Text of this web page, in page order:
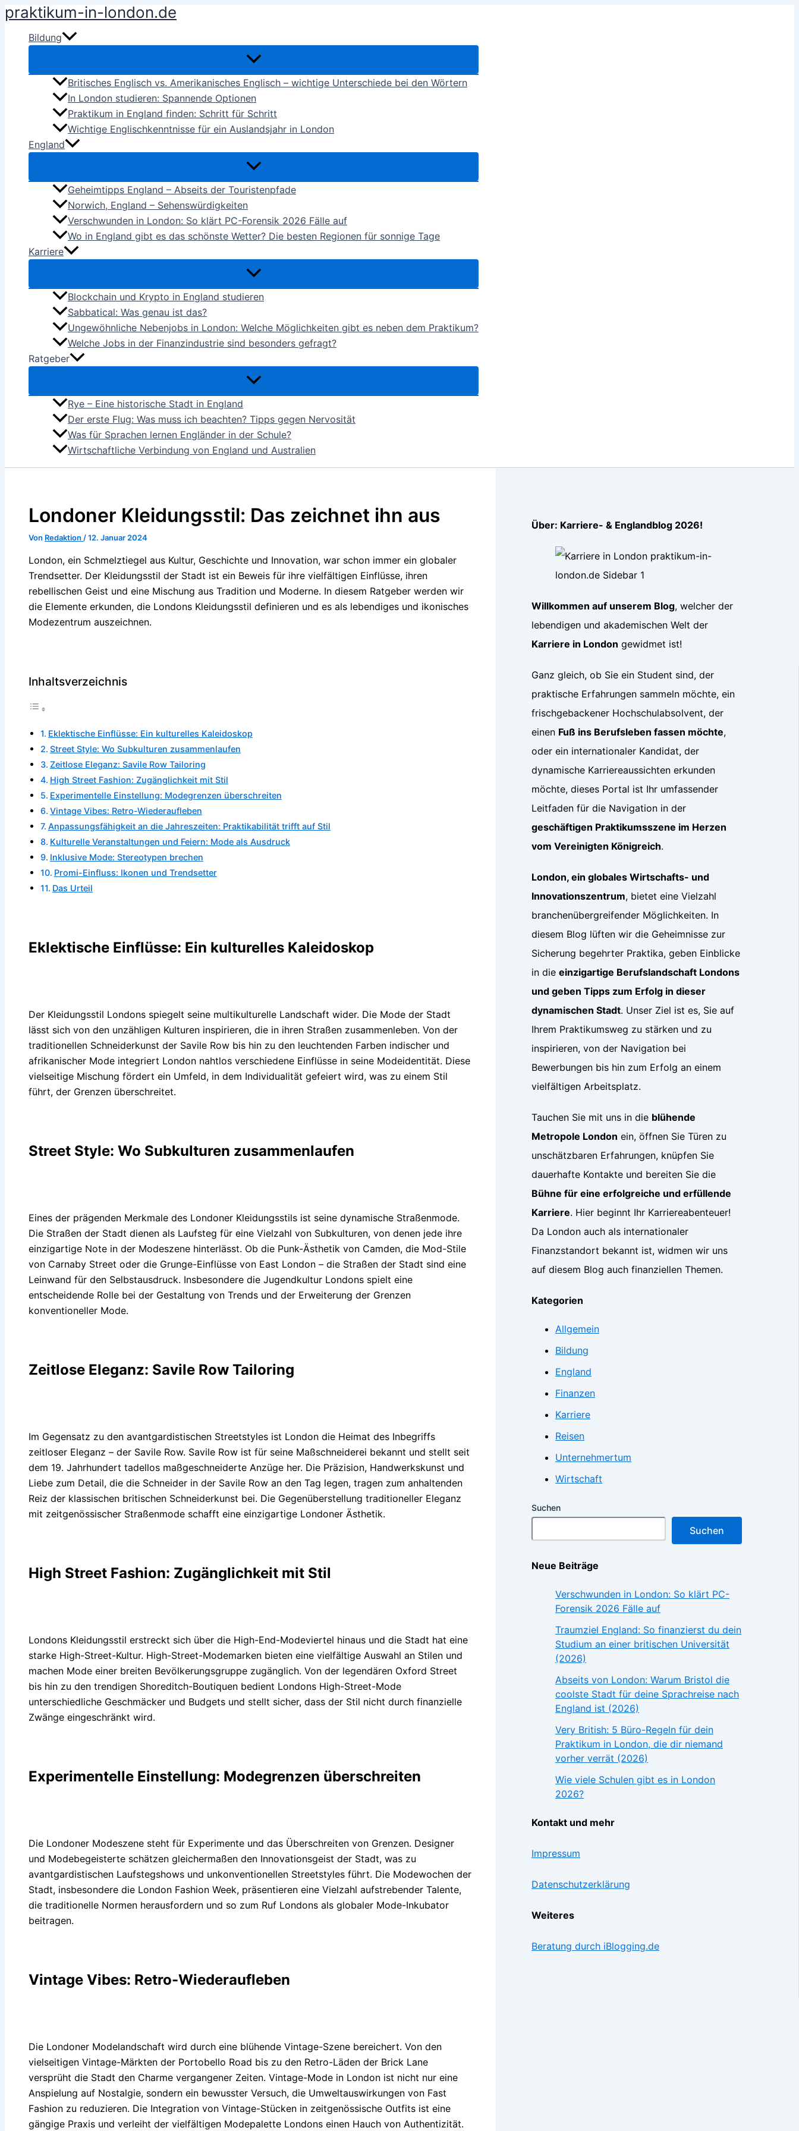
Zum
springen
praktikum-in-london.de
Bildung
Britisches Englisch vs. Amerikanisches Englisch – wichtige Unterschiede bei den Wörtern
In London studieren: Spannende Optionen
Praktikum in England finden: Schritt für Schritt
Wichtige Englischkenntnisse für ein Auslandsjahr in London
England
Geheimtipps England – Abseits der Touristenpfade
Norwich, England – Sehenswürdigkeiten
Verschwunden in London: So klärt PC-Forensik 2026 Fälle auf
Wo in England gibt es das schönste Wetter? Die besten Regionen für sonnige Tage
Karriere
Blockchain und Krypto in England studieren
Sabbatical: Was genau ist das?
Ungewöhnliche Nebenjobs in London: Welche Möglichkeiten gibt es neben dem Praktikum?
Welche Jobs in der Finanzindustrie sind besonders gefragt?
Ratgeber
Rye – Eine historische Stadt in England
Der erste Flug: Was muss ich beachten? Tipps gegen Nervosität
Was für Sprachen lernen Engländer in der Schule?
Wirtschaftliche Verbindung von England und Australien
Londoner Kleidungsstil: Das zeichnet ihn aus
Von Redaktion /12. Januar 2024
London, ein Schmelztiegel aus Kultur, Geschichte und Innovation, war schon immer ein globaler
Trendsetter. Der Kleidungsstil der Stadt ist ein Beweis für ihre vielfältigen Einflüsse, ihren
rebellischen Geist und eine Mischung aus Tradition und Moderne. In diesem Ratgeber werden wir
die Elemente erkunden, die Londons Kleidungsstil definieren und es als lebendiges und ikonisches
Modezentrum auszeichnen.
Inhaltsverzeichnis
Eklektische Einflüsse: Ein kulturelles Kaleidoskop
Street Style: Wo Subkulturen zusammenlaufen
Zeitlose Eleganz: Savile Row Tailoring
High Street Fashion: Zugänglichkeit mit Stil
Experimentelle Einstellung: Modegrenzen überschreiten
Vintage Vibes: Retro-Wiederaufleben
Anpassungsfähigkeit an die Jahreszeiten: Praktikabilität trifft auf Stil
Kulturelle Veranstaltungen und Feiern: Mode als Ausdruck
Inklusive Mode: Stereotypen brechen
Promi-Einfluss: Ikonen und Trendsetter
Das Urteil
Eklektische Einflüsse: Ein kulturelles Kaleidoskop
Der Kleidungsstil Londons spiegelt seine multikulturelle Landschaft wider. Die Mode der Stadt
lässt sich von den unzähligen Kulturen inspirieren, die in ihren Straßen zusammenleben. Von der
traditionellen Schneiderkunst der Savile Row bis hin zu den leuchtenden Farben indischer und
afrikanischer Mode integriert London nahtlos verschiedene Einflüsse in seine Modeidentität. Diese
vielseitige Mischung fördert ein Umfeld, in dem Individualität gefeiert wird, was zu einem Stil
führt, der Grenzen überschreitet.
Street Style: Wo Subkulturen zusammenlaufen
Eines der prägenden Merkmale des Londoner Kleidungsstils ist seine dynamische Straßenmode.
Die Straßen der Stadt dienen als Laufsteg für eine Vielzahl von Subkulturen, von denen jede ihre
einzigartige Note in der Modeszene hinterlässt. Ob die Punk-Ästhetik von Camden, die Mod-Stile
von Carnaby Street oder die Grunge-Einflüsse von East London – die Straßen der Stadt sind eine
Leinwand für den Selbstausdruck. Insbesondere die Jugendkultur Londons spielt eine
entscheidende Rolle bei der Gestaltung von Trends und der Erweiterung der Grenzen
konventioneller Mode.
Zeitlose Eleganz: Savile Row Tailoring
Im Gegensatz zu den avantgardistischen Streetstyles ist London die Heimat des Inbegriffs
zeitloser Eleganz – der Savile Row. Savile Row ist für seine Maßschneiderei bekannt und stellt seit
dem 19. Jahrhundert tadellos maßgeschneiderte Anzüge her. Die Präzision, Handwerkskunst und
Liebe zum Detail, die die Schneider in der Savile Row an den Tag legen, tragen zum anhaltenden
Reiz der klassischen britischen Schneiderkunst bei. Die Gegenüberstellung traditioneller Eleganz
mit zeitgenössischer Straßenmode schafft eine einzigartige Londoner Ästhetik.
High Street Fashion: Zugänglichkeit mit Stil
Londons Kleidungsstil erstreckt sich über die High-End-Modeviertel hinaus und die Stadt hat eine
starke High-Street-Kultur. High-Street-Modemarken bieten eine vielfältige Auswahl an Stilen und
machen Mode einer breiten Bevölkerungsgruppe zugänglich. Von der legendären Oxford Street
bis hin zu den trendigen Shoreditch-Boutiquen bedient Londons High-Street-Mode
unterschiedliche Geschmäcker und Budgets und stellt sicher, dass der Stil nicht durch finanzielle
Zwänge eingeschränkt wird.
Experimentelle Einstellung: Modegrenzen überschreiten
Die Londoner Modeszene steht für Experimente und das Überschreiten von Grenzen. Designer
und Modebegeisterte schätzen gleichermaßen den Innovationsgeist der Stadt, was zu
avantgardistischen Laufstegshows und unkonventionellen Streetstyles führt. Die Modewochen der
Stadt, insbesondere die London Fashion Week, präsentieren eine Vielzahl aufstrebender Talente,
die traditionelle Normen herausfordern und so zum Ruf Londons als globaler Mode-Inkubator
beitragen.
Vintage Vibes: Retro-Wiederaufleben
Die Londoner Modelandschaft wird durch eine blühende Vintage-Szene bereichert. Von den
vielseitigen Vintage-Märkten der Portobello Road bis zu den Retro-Läden der Brick Lane
versprüht die Stadt den Charme vergangener Zeiten. Vintage-Mode in London ist nicht nur eine
Anspielung auf Nostalgie, sondern ein bewusster Versuch, die Umweltauswirkungen von Fast
Fashion zu reduzieren. Die Integration von Vintage-Stücken in zeitgenössische Outfits ist eine
gängige Praxis und verleiht der vielfältigen Modepalette Londons einen Hauch von Authentizität.
Über: Karriere- & Englandblog 2026!
Willkommen auf unserem Blog, welcher der
lebendigen und akademischen Welt der
Karriere in London gewidmet ist!
Ganz gleich, ob Sie ein Student sind, der
praktische Erfahrungen sammeln möchte, ein
frischgebackener Hochschulabsolvent, der
einen Fuß ins Berufsleben fassen möchte,
oder ein internationaler Kandidat, der
dynamische Karriereaussichten erkunden
möchte, dieses Portal ist Ihr umfassender
Leitfaden für die Navigation in der
geschäftigen Praktikumsszene im Herzen
vom Vereinigten Königreich.
London, ein globales Wirtschafts- und
Innovationszentrum, bietet eine Vielzahl
branchenübergreifender Möglichkeiten. In
diesem Blog lüften wir die Geheimnisse zur
Sicherung begehrter Praktika, geben Einblicke
in die einzigartige Berufslandschaft Londons
und geben Tipps zum Erfolg in dieser
dynamischen Stadt. Unser Ziel ist es, Sie auf
Ihrem Praktikumsweg zu stärken und zu
inspirieren, von der Navigation bei
Bewerbungen bis hin zum Erfolg an einem
vielfältigen Arbeitsplatz.
Tauchen Sie mit uns in die blühende
Metropole London ein, öffnen Sie Türen zu
unschätzbaren Erfahrungen, knüpfen Sie
dauerhafte Kontakte und bereiten Sie die
Bühne für eine erfolgreiche und erfüllende
Karriere. Hier beginnt Ihr Karriereabenteuer!
Da London auch als internationaler
Finanzstandort bekannt ist, widmen wir uns
auf diesem Blog auch finanziellen Themen.
Kategorien
Allgemein
Bildung
England
Finanzen
Karriere
Reisen
Unternehmertum
Wirtschaft
Suchen
Suchen
Neue Beiträge
Verschwunden in London: So klärt PC-
Forensik 2026 Fälle auf
Traumziel England: So finanzierst du dein
Studium an einer britischen Universität
(2026)
Abseits von London: Warum Bristol die
coolste Stadt für deine Sprachreise nach
England ist (2026)
Very British: 5 Büro-Regeln für dein
Praktikum in London, die dir niemand
vorher verrät (2026)
Wie viele Schulen gibt es in London
2026?
Kontakt und mehr
Impressum
Datenschutzerklärung
Weiteres
Beratung durch iBlogging.de